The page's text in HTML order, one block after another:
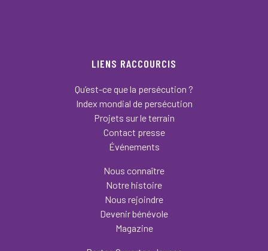
LIENS RACCOURCIS
Qu’est-ce que la persécution ?
Index mondial de persécution
Projets sur le terrain
Contact presse
Événements
Nous connaître
Notre histoire
Nous rejoindre
Devenir bénévole
Magazine